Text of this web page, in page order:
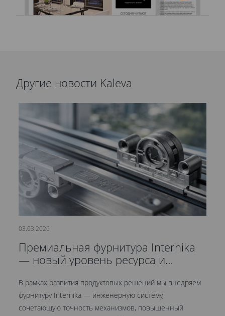
Другие новости Kaleva
03.03.2026
Премиальная фурнитура Internika
— новый уровень ресурса и
В рамках развития продуктовых решений мы внедряем
фурнитуру Internika — инженерную систему,
сочетающую точность механизмов, повышенный